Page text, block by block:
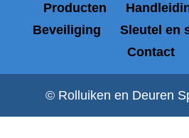
Producten
Beveiliging
Sleutel en
Contact
© Rolluiken en Deuren